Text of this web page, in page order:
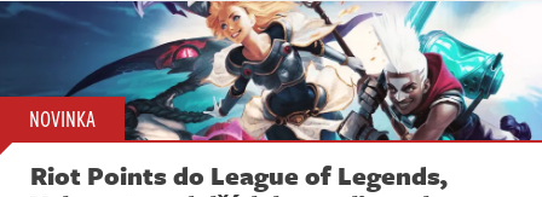
NOVINKA
Riot Points do League of Legends,